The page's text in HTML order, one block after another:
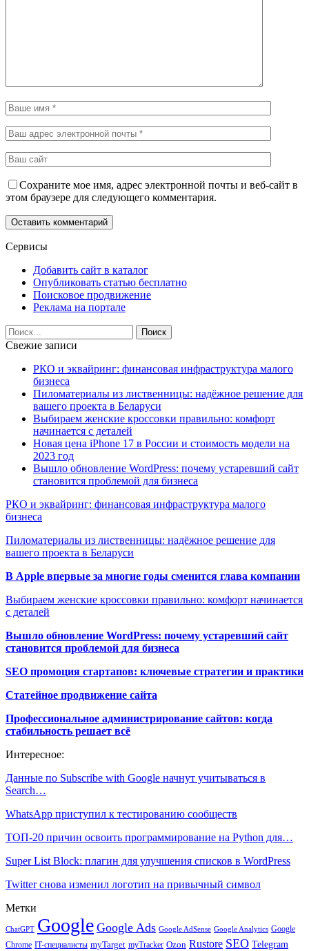
Сохраните мое имя, адрес электронной почты и веб-сайт в
этом браузере для следующего комментария.
Сервисы
Добавить сайт в каталог
Опубликовать статью бесплатно
Поисковое продвижение
Реклама на портале
Свежие записи
РКО и эквайринг: финансовая инфраструктура малого
бизнеса
Пиломатериалы из лиственницы: надёжное решение для
вашего проекта в Беларуси
Выбираем женские кроссовки правильно: комфорт
начинается с деталей
Новая цена iPhone 17 в России и стоимость модели на
2023 год
Вышло обновление WordPress: почему устаревший сайт
становится проблемой для бизнеса
РКО и эквайринг: финансовая инфраструктура малого
бизнеса
Пиломатериалы из лиственницы: надёжное решение для
вашего проекта в Беларуси
В Apple впервые за многие годы сменится глава компании
Выбираем женские кроссовки правильно: комфорт начинается
с деталей
Вышло обновление WordPress: почему устаревший сайт
становится проблемой для бизнеса
SEO промоция стартапов: ключевые стратегии и практики
Статейное продвижение сайта
Профессиональное администрирование сайтов: когда
стабильность решает всё
Интересное:
Данные по Subscribe with Google начнут учитываться в
Search…
WhatsApp приступил к тестированию сообществ
ТОП-20 причин освоить программирование на Python для…
Super List Block: плагин для улучшения списков в WordPress
Twitter снова изменил логотип на привычный символ
Метки
ChatGPT Google Google Ads Google AdSense Google Analytics Google
Chrome IT-специалисты myTarget myTracker Ozon Rustore SEO Telegram